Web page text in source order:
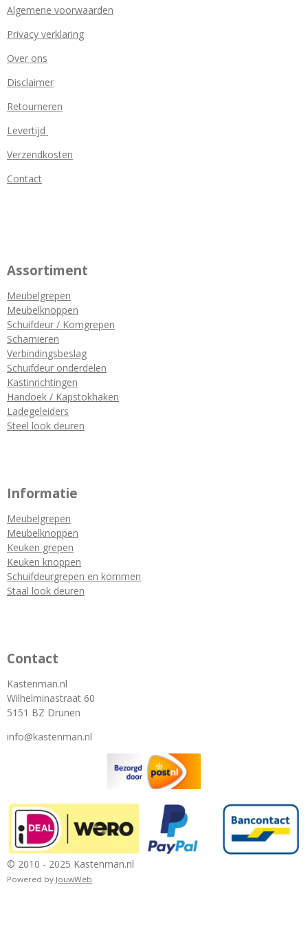
Algemene voorwaarden
Privacy verklaring
Over ons
Disclaimer
Retourneren
Levertijd
Verzendkosten
Contact
Assortiment
Meubelgrepen
Meubelknoppen
Schuifdeur / Komgrepen
Scharnieren
Verbindingsbeslag
Schuifdeur onderdelen
Kastinrichtingen
Handoek / Kapstokhaken
Ladegeleiders
Steel look deuren
Informatie
Meubelgrepen
Meubelknoppen
Keuken grepen
Keuken knoppen
Schuifdeurgrepen en kommen
Staal look deuren
Contact
Kastenman.nl
Wilhelminastraat 60
5151 BZ Drunen
info@kastenman.nl
© 2010 - 2025 Kastenman.nl
Powered by JouwWeb